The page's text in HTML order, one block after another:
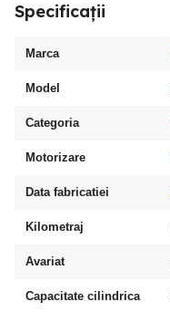
Specificații
Marca
Model
Categoria
Motorizare
Data fabricatiei
Kilometraj
Avariat
Capacitate cilindrica